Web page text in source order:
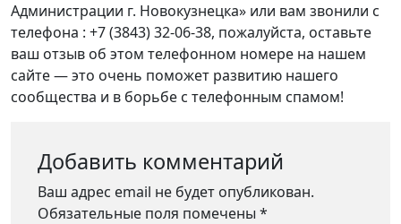
Администрации г. Новокузнецка» или вам звонили с
телефона : +7 (3843) 32-06-38, пожалуйста, оставьте
ваш отзыв об этом телефонном номере на нашем
сайте — это очень поможет развитию нашего
сообщества и в борьбе с телефонным спамом!
Добавить комментарий
Ваш адрес email не будет опубликован.
Обязательные поля помечены *